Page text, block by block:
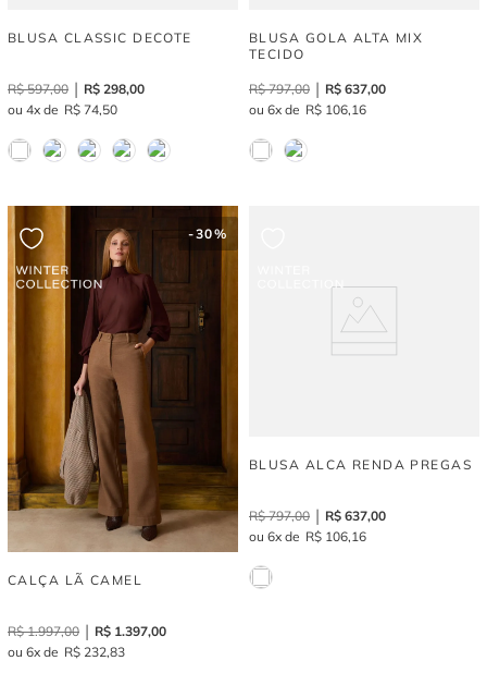
BLUSA CLASSIC DECOTE
R$ 597,00 R$ 298,00
4
R$ 74,50
BLUSA GOLA ALTA MIX
TECIDO
R$ 797,00 R$ 637,00
6
R$ 106,16
-30%
CALÇA LÃ CAMEL
R$ 1.997,00 R$ 1.397,00
6
R$ 232,83
BLUSA ALCA RENDA PREGAS
R$ 797,00 R$ 637,00
6
R$ 106,16